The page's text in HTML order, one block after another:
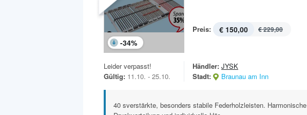
-34%
Preis: € 150,00 € 229,00
Leider verpasst!
Gültig: 11.10. - 25.10.
Händler: JYSK
Stadt:
Braunau am Inn
40 sverstärkte, besonders stabile Federholzleisten. Harmonische